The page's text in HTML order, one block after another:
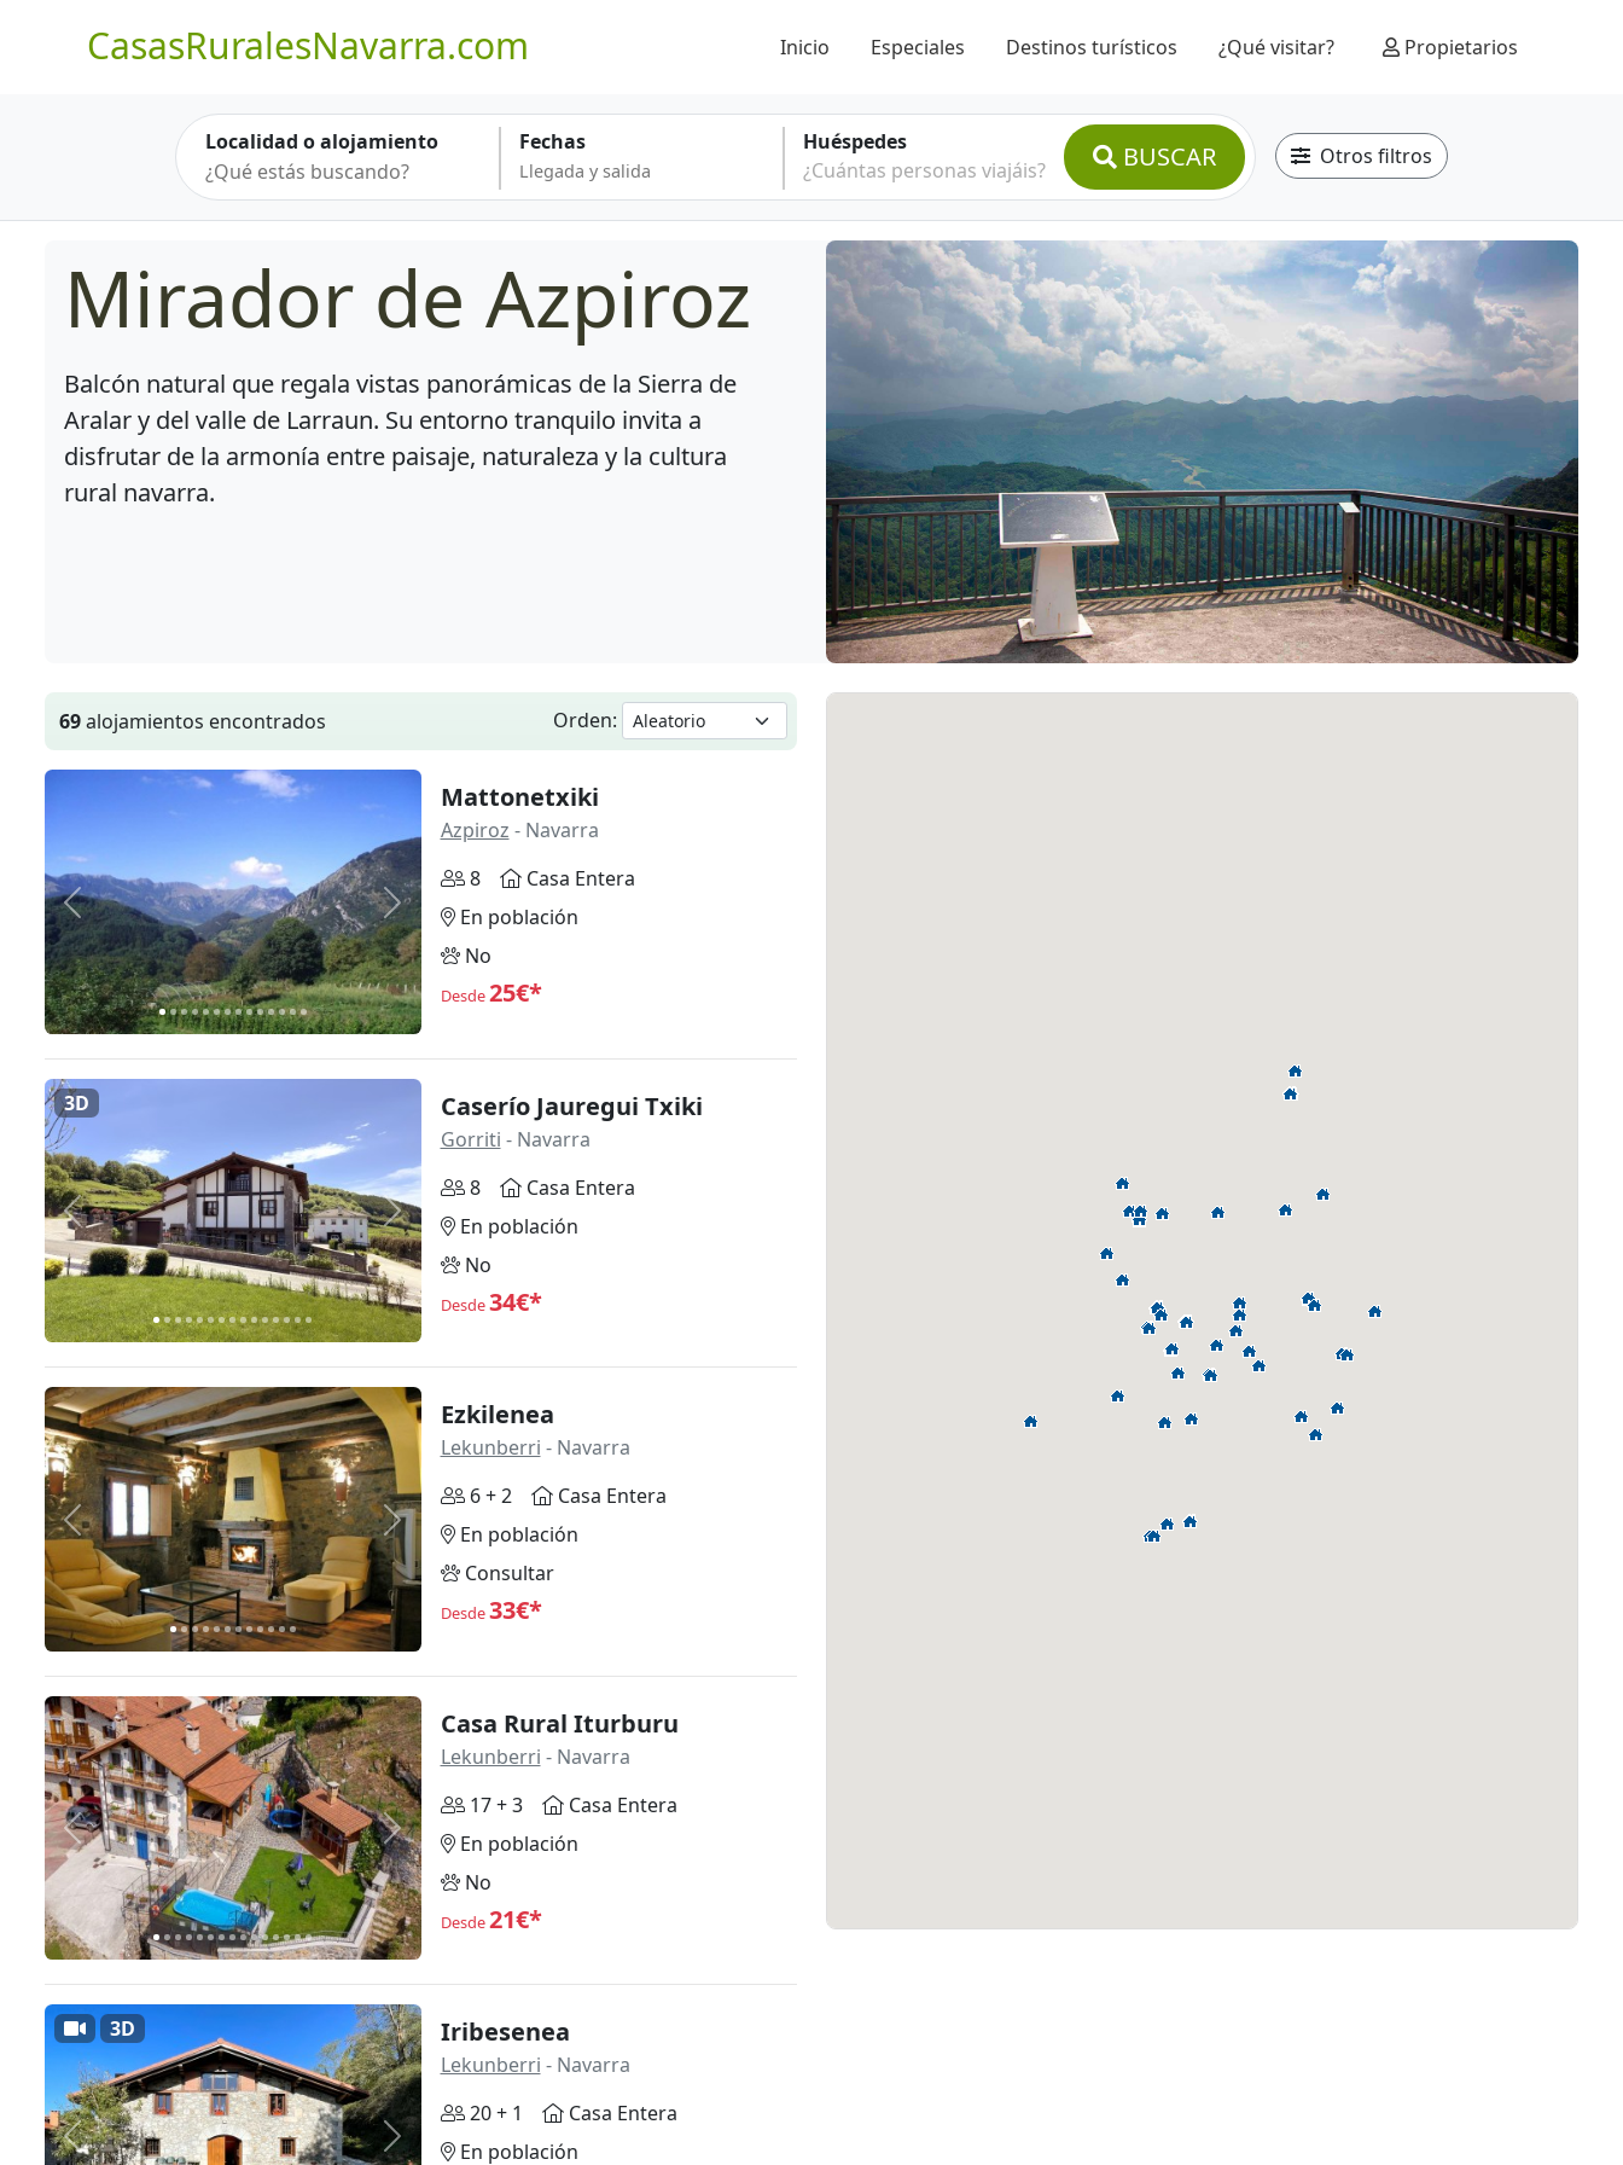
CasasRuralesNavarra.com Inicio Especiales Destinos turísticos ¿Qué visitar? Propietarios
Localidad o alojamiento Fechas
Huéspedes
¿Cuántas personas viajáis?
BUSCAR Otros filtros
Mirador de Azpiroz
Balcón natural que regala vistas panorámicas de la Sierra de
Aralar y del valle de Larraun. Su entorno tranquilo invita a
disfrutar de la armonía entre paisaje, naturaleza y la cultura
rural navarra.
69alojamientos encontrados Orden:
Anterior Siguiente
Mattonetxiki
Azpiroz - Navarra
8
Casa Entera
En población
No
Desde25€*
Anterior Siguiente
3D Caserío Jauregui Txiki
Gorriti - Navarra
8
Casa Entera
En población
No
Desde34€*
Anterior Siguiente
Ezkilenea
Lekunberri - Navarra
6 + 2
Casa Entera
En población
Consultar
Desde33€*
Anterior Siguiente
Casa Rural Iturburu
Lekunberri - Navarra
17 + 3
Casa Entera
En población
No
Desde21€*
Anterior Siguiente
3D Iribesenea
Lekunberri - Navarra
20 + 1
Casa Entera
En población